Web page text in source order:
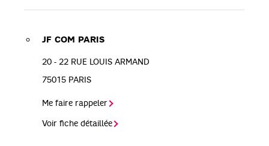
JF COM PARIS
20 - 22 RUE LOUIS ARMAND
75015 PARIS
Me faire rappeler
Voir fiche détaillée